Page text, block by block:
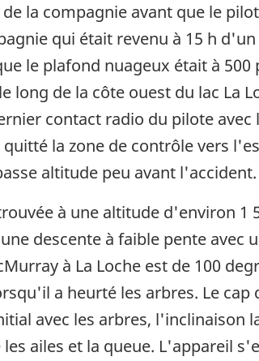
la compagnie avant que le
qui était revenu à 15 h
le plafond nuageux était à 500
long de la côte ouest du lac La
contact radio du pilote
la zone de contrôle vers
altitude peu avant l'accident.
à une altitude d'environ
descente à faible pente avec
à La Loche est de 100
a heurté les arbres. Le
avec les arbres, l'inclinaison
ailes et la queue. L'appareil